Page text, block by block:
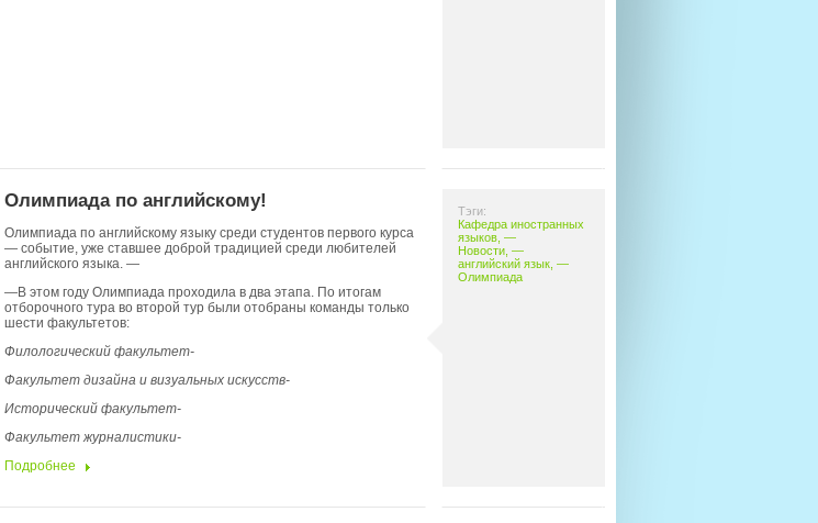
Тэги:
Кафедра иностранных
языков, —
Новости, —
английский язык, —
Олимпиада
Олимпиада по английскому!
Олимпиада по английскому языку среди студентов первого курса
— событие, уже ставшее доброй традицией среди любителей
английского языка. —
—В этом году Олимпиада проходила в два этапа. По итогам
отборочного тура во второй тур были отобраны команды только
шести факультетов:
Филологический факультет-
Факультет дизайна и визуальных искусств-
Исторический факультет-
Факультет журналистики-
Подробнее